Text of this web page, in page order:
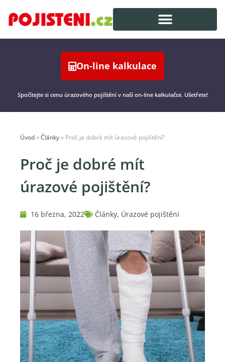
On-line kalkulace
Spočítejte si cenu úrazového pojištění v naší on-line kalkulačce. Ušetřete!
Úvod » Články » Proč je dobré mít úrazové pojištění?
Proč je dobré mít
úrazové pojištění?
16 března, 2022 Články, Úrazové pojištění